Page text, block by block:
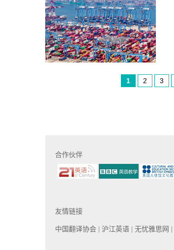
1 2 3
合作伙伴
友情链接
中国翻译协会 | 沪江英语 | 无忧雅思网